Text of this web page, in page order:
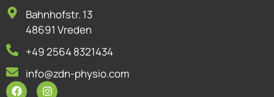
Bahnhofstr. 13
48691 Vreden
+49 2564 8321434
info@zdn-physio.com